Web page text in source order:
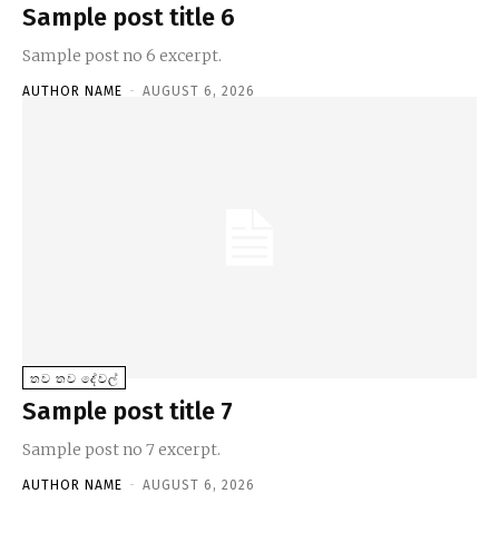
Sample post title 6
Sample post no 6 excerpt.
AUTHOR NAME - AUGUST 6, 2026
තව තව දේවල්
Sample post title 7
Sample post no 7 excerpt.
AUTHOR NAME - AUGUST 6, 2026